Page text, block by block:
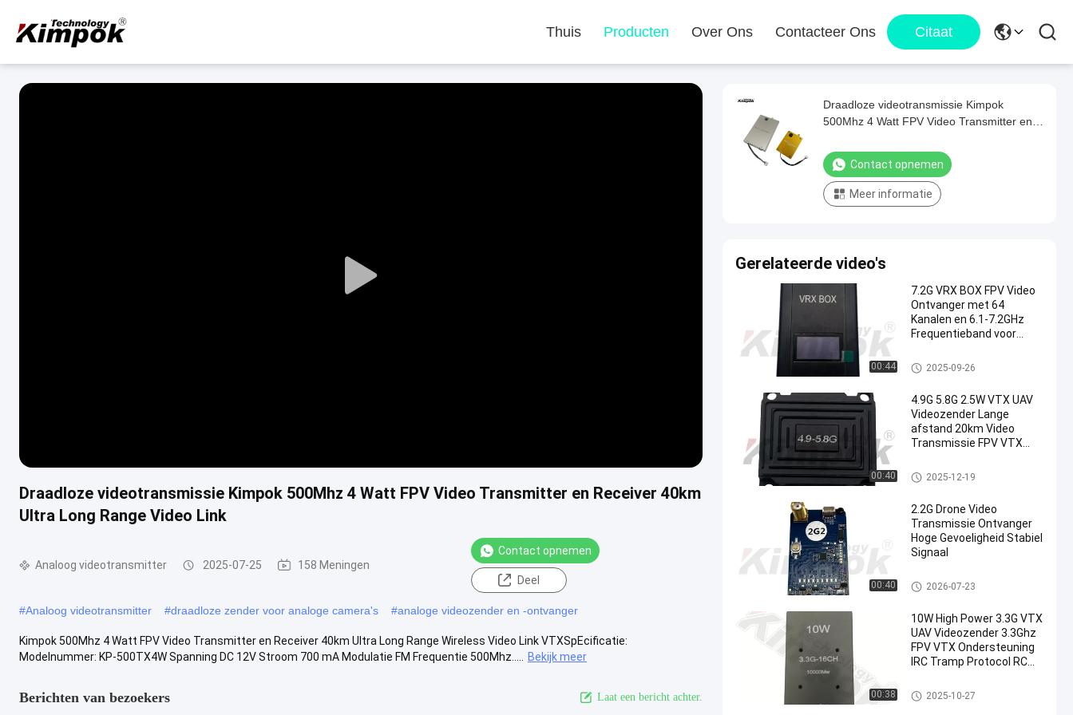
Thuis Producten Over Ons Contacteer Ons Citaat
Play
Draadloze videotransmissie Kimpok 500Mhz 4 Watt FPV Video Transmitter en Receiver 40km
Ultra Long Range Video Link
Analoog videotransmitter 2025-07-25 158 Meningen
Contact opnemen
Deel
#Analoog videotransmitter #draadloze zender voor analoge camera's #analoge videozender en -ontvanger
Kimpok 500Mhz 4 Watt FPV Video Transmitter en Receiver 40km Ultra Long Range Wireless Video Link VTXSpEcificatie:
Modelnummer: KP-500TX4W Spanning DC 12V Stroom 700 mA Modulatie FM Frequentie 500Mhz.....
Bekijk meer
Berichten van bezoekers Laat een bericht achter.
Draadloze videotransmissie Kimpok
500Mhz 4 Watt FPV Video Transmitter en
Link
Contact opnemen
Meer informatie
Gerelateerde video's
00:44
7.2G VRX BOX FPV Video
Ontvanger met 64
Kanalen en 6.1-7.2GHz
Frequentieband voor
Transmissie
FPV-VTX
2025-09-26
00:40
4.9G 5.8G 2.5W VTX UAV
Videozender Lange
afstand 20km Video
Transmissie FPV VTX
FPV-VTX
2025-12-19
00:40
2.2G Drone Video
Transmissie Ontvanger
Hoge Gevoeligheid Stabiel
Signaal
Analoog videotransmitter
2026-07-23
00:38
10W High Power 3.3G VTX
UAV Videozender 3.3Ghz
FPV VTX Ondersteuning
IRC Tramp Protocol RC
Analoog videotransmitter
2025-10-27